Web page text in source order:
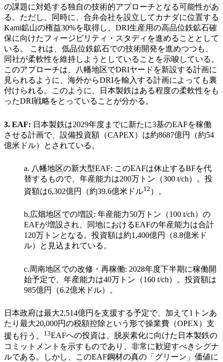
の課題に対処する独自の技術的アプローチとなる可能性があ
る。ただし、同時に、合弁会社を設立してカナダに位置する
Kami鉱山の権益30%を取得し、DRI生産用の高品位鉄鉱石確
保に向けたフィージビリティ・スタディを進めることとして
いる。
これは、低品位鉄鉱石での技術開発を進めつつも、
同社が柔軟性を維持しようとしていることを示唆している。
このアプローチは、八幡地区でDRIヤードを新設する計画に
見られるように、海外からDRIを輸入する計画によっても裏
付けられる。このように、日本製鉄はある程度の柔軟性をも
ったDRI戦略をとっていることが分かる。
3. EAF: 日本製鉄は2029年度までに新たに3基のEAFを稼働
させる計画で、設備投資額（CAPEX）は約8687億円（約54
億米ドル）とされている。
a. 八幡地区の新大型EAF: このEAFは休止するBFを代
替するもので、年産能力は200万トン（300 t/ch）。投
資額は6,302億円（約39.6億米ドル12 ）。
b.広畑地区での増設: 年産能力50万トン（100 t/ch）の
EAFが増設され、同地におけるEAFの年産能力は合計
120万トンとなる。投資額は約1,400億円（8.8億米ド
ル）と見込まれている。
c.周南地区での改修・再稼働: 2028年度下半期に稼働開
始予定で、年産能力は40万トン（160 t/ch）。投資額は
985億円（6.2億米ドル）。
日本政府は最大2,514億円を支援する予定で、加えて1トンあ
たり最大20,000円の税額控除という形で操業費（OPEX）支
援も行う。
13EAFへの投資は、脱炭素化に向けた日本製鉄の
コミットメントを示すものであり、非常に歓迎すべきシグナ
ルである。しかし、このEAF鋼材の真の「グリーン」価値に